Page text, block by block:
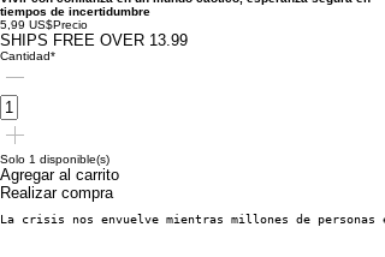
tiempos de incertidumbre
5,99 US$Precio
SHIPS FREE OVER 13.99
Cantidad*
Solo 1 disponible(s)
Agregar al carrito
Realizar compra
La crisis nos envuelve mientras millones de personas